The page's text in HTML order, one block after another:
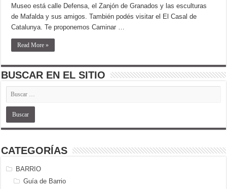
Museo está calle Defensa, el Zanjón de Granados y las esculturas
de Mafalda y sus amigos. También podés visitar el El Casal de
Catalunya. Te proponemos Caminar …
Read More »
BUSCAR EN EL SITIO
CATEGORÍAS
BARRIO
Guía de Barrio